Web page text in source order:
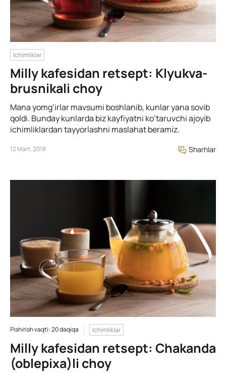
Ichimliklar
Milly kafesidan retsept: Klyukva-
brusnikali choy
Mana yomg’irlar mavsumi boshlanib, kunlar yana sovib
qoldi. Bunday kunlarda biz kayfiyatni ko’taruvchi ajoyib
ichimliklardan tayyorlashni maslahat beramiz.
12 Mart, 2018 Sharhlar
Pishirish vaqti: 20 daqiqa Ichimliklar
Milly kafesidan retsept: Chakanda
(oblepixa)li choy